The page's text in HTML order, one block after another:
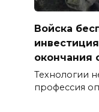
Войска
окончания
Технологии
профессия